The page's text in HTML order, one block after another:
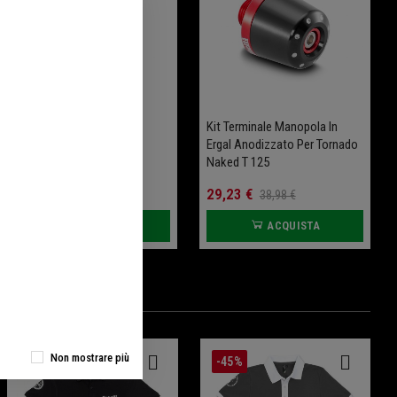
Kit Terminale Manopola In
Ergal Anodizzato Per Tornado
Naked T 125
29,23 € 38,98 €
ACQUISTA
-35% -45%
Non mostrare più